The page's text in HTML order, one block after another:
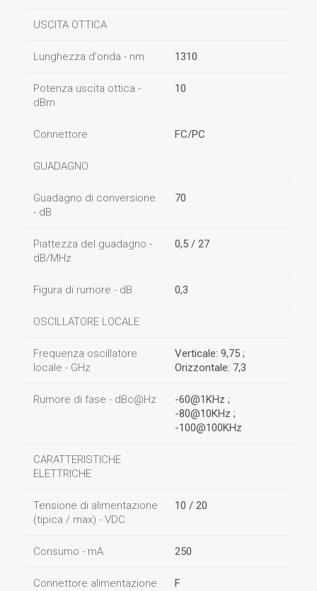
USCITA OTTICA
Lunghezza d'onda - nm 1310
Potenza uscita ottica -
dBm
10
Connettore FC/PC
GUADAGNO
Guadagno di conversione
- dB
70
Piattezza del guadagno -
dB/MHz
0,5 / 27
Figura di rumore - dB 0,3
OSCILLATORE LOCALE
Frequenza oscillatore
locale - GHz
Verticale: 9,75 ;
Orizzontale: 7,3
Rumore di fase - dBc@Hz
-60@1KHz ;
-80@10KHz ;
-100@100KHz
CARATTERISTICHE
ELETTRICHE
Tensione di alimentazione
(tipica / max) - VDC
10 / 20
Consumo - mA 250
Connettore alimentazione F